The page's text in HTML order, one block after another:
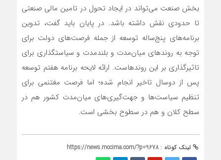
بخش صنعت می‌تواند در ایجاد تحول در تامین مالی صنعتی
تا حدودی نقش داشته باشد. در پایان باید گفت، تدوین
برنامه‌‌‌های پنج‌‌‌ساله توسعه از جمله فرصت‌‌‌های دولت برای
توجه به روندهای میان‌‌‌مدت و بلندمدت و سیاستگذاری برای
تاثیرگذاری بر این روندهاست. ارائه لایحه برنامه هفتم توسعه
پس از دوسال تاخیر انجام شده؛ اما فرصت مغتنمی برای
تنظیم سیاست‌‌‌ها و جهت‌‌‌گیری‌های میان‌مدت کشور هم در
سطح کلان و هم در سطوح بخشی است.
لینک کوتاه : https://news.mccima.com/?p=9678